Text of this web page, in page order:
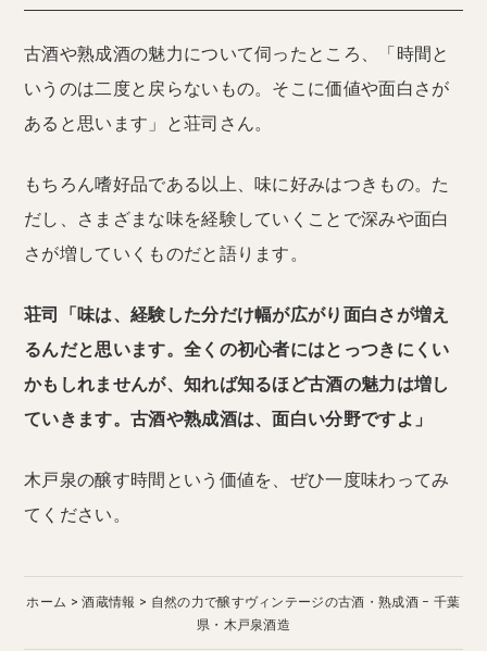
古酒や熟成酒の魅力について伺ったところ、「時間と
いうのは二度と戻らないもの。そこに価値や面白さが
あると思います」と荘司さん。
もちろん嗜好品である以上、味に好みはつきもの。た
だし、さまざまな味を経験していくことで深みや面白
さが増していくものだと語ります。
荘司「味は、経験した分だけ幅が広がり面白さが増え
るんだと思います。全くの初心者にはとっつきにくい
かもしれませんが、知れば知るほど古酒の魅力は増し
ていきます。古酒や熟成酒は、面白い分野ですよ」
木戸泉の醸す時間という価値を、ぜひ一度味わってみ
てください。
ホーム 酒蔵情報
自然の力で醸すヴィンテージの古酒・熟成酒 − 千葉
県・木戸泉酒造